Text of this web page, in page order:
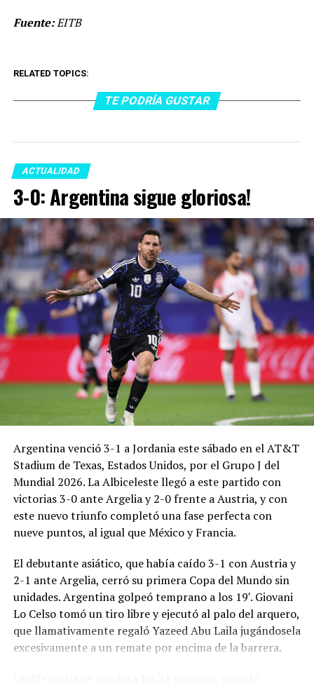
Fuente:EITB
RELATED TOPICS:
TE PODRÍA GUSTAR
ACTUALIDAD
3-0: Argentina sigue gloriosa!
Argentina venció 3-1 a Jordania este sábado en el AT&T
Stadium de Texas, Estados Unidos, por el Grupo J del
Mundial 2026. La Albiceleste llegó a este partido con
victorias 3-0 ante Argelia y 2-0 frente a Austria, y con
este nuevo triunfo completó una fase perfecta con
nueve puntos, al igual que México y Francia.
El debutante asiático, que había caído 3-1 con Austria y
2-1 ante Argelia, cerró su primera Copa del Mundo sin
unidades. Argentina golpeó temprano a los 19′. Giovani
Lo Celso tomó un tiro libre y ejecutó al palo del arquero,
que llamativamente regaló Yazeed Abu Laila jugándosela
excesivamente a un remate por encima de la barrera.